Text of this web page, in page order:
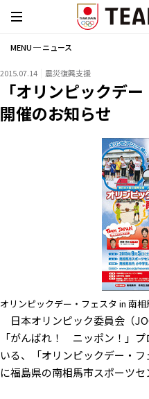
MENU ─ ニュース
2015.07.14 震災復興支援
「オリンピックデ
開催のお知らせ
オリンピックデー・フェスタ in 南相
日本オリンピック委員会（
「がんばれ！ ニッポン！」
いる、「オリンピックデー・フ
に福島県の南相馬市スポーツセ